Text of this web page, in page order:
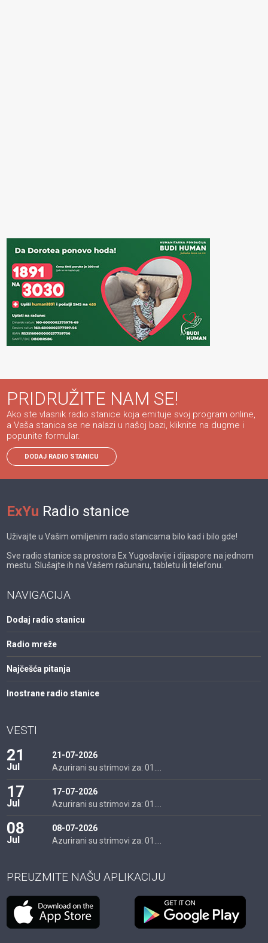
PRIDRUŽITE NAM SE!
Ako ste vlasnik radio stanice koja emituje svoj program online,
a Vaša stanica se ne nalazi u našoj bazi, kliknite na dugme i
popunite formular.
DODAJ RADIO STANICU
ExYu Radio stanice
Uživajte u Vašim omiljenim radio stanicama bilo kad i bilo gde!
Sve radio stanice sa prostora Ex Yugoslavije i dijaspore na jednom
mestu. Slušajte ih na Vašem računaru, tabletu ili telefonu.
NAVIGACIJA
Dodaj radio stanicu
Radio mreže
Najčešća pitanja
Inostrane radio stanice
VESTI
21
Jul
21-07-2026
Azurirani su strimovi za: 01....
17
Jul
17-07-2026
Azurirani su strimovi za: 01....
08
Jul
08-07-2026
Azurirani su strimovi za: 01....
PREUZMITE NAŠU APLIKACIJU